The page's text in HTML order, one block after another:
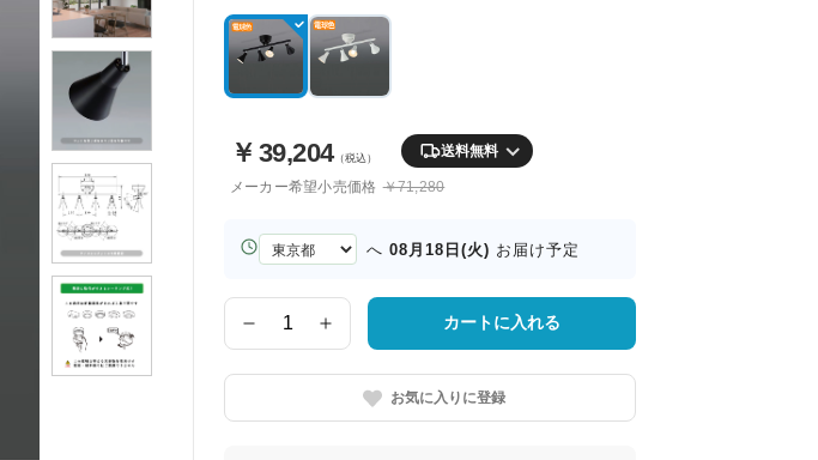
￥ 39,204（税込） 送料無料
メーカー希望小売価格 ￥71,280
お
届
へ 08月18日(火) お届け予定
数
量
カートに入れる
お気に入りに登録